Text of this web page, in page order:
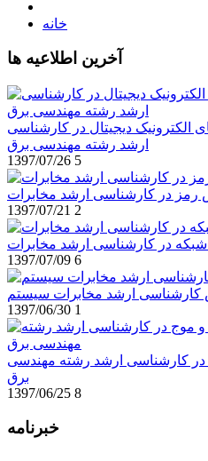
خانه
آخرین اطلاعیه ها
الکترونیک دیجیتال در کارشناسی
ارشد رشته مهندسی برق
1397/07/26 5
رمز در کارشناسی ارشد مخابرات
1397/07/21 2
شبکه در کارشناسی ارشد مخابرات
1397/07/09 6
کارشناسی ارشد مخابرات سیستم
1397/06/30 1
در کارشناسی ارشد رشته مهندسی
برق
1397/06/25 8
خبرنامه